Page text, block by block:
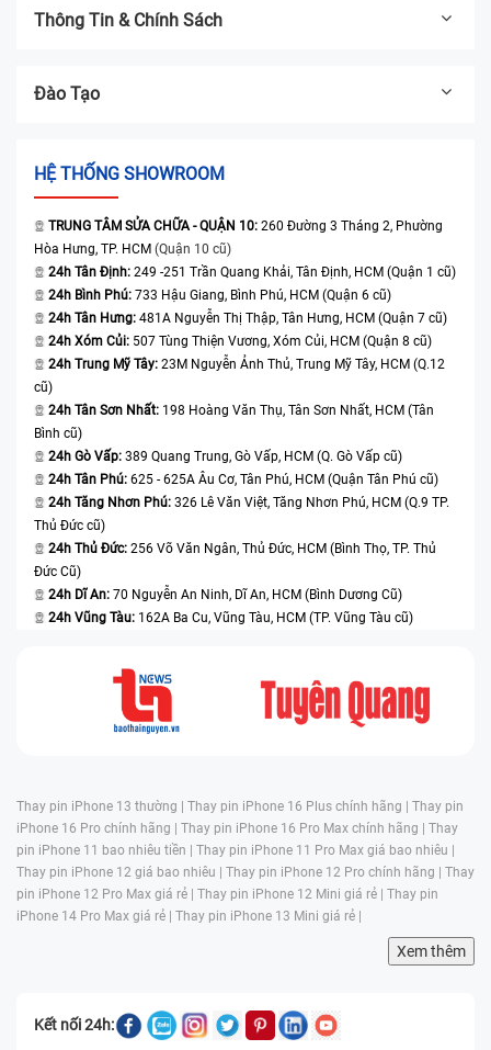
Thông Tin & Chính Sách
Đào Tạo
HỆ THỐNG SHOWROOM
TRUNG TÂM SỬA CHỮA - QUẬN 10: 260 Đường 3 Tháng 2, Phường
Hòa Hưng, TP. HCM (Quận 10 cũ)
24h Tân Định: 249 -251 Trần Quang Khải, Tân Định, HCM (Quận 1 cũ)
24h Bình Phú: 733 Hậu Giang, Bình Phú, HCM (Quận 6 cũ)
24h Tân Hưng: 481A Nguyễn Thị Thập, Tân Hưng, HCM (Quận 7 cũ)
24h Xóm Củi: 507 Tùng Thiện Vương, Xóm Củi, HCM (Quận 8 cũ)
24h Trung Mỹ Tây: 23M Nguyễn Ảnh Thủ, Trung Mỹ Tây, HCM (Q.12
cũ)
24h Tân Sơn Nhất: 198 Hoàng Văn Thụ, Tân Sơn Nhất, HCM (Tân
Bình cũ)
24h Gò Vấp: 389 Quang Trung, Gò Vấp, HCM (Q. Gò Vấp cũ)
24h Tân Phú: 625 - 625A Âu Cơ, Tân Phú, HCM (Quận Tân Phú cũ)
24h Tăng Nhơn Phú: 326 Lê Văn Việt, Tăng Nhơn Phú, HCM (Q.9 TP.
Thủ Đức cũ)
24h Thủ Đức: 256 Võ Văn Ngân, Thủ Đức, HCM (Bình Thọ, TP. Thủ
Đức Cũ)
24h Dĩ An: 70 Nguyễn An Ninh, Dĩ An, HCM (Bình Dương Cũ)
24h Vũng Tàu: 162A Ba Cu, Vũng Tàu, HCM (TP. Vũng Tàu cũ)
Thay pin iPhone 13 thường | Thay pin iPhone 16 Plus chính hãng | Thay pin
iPhone 16 Pro chính hãng | Thay pin iPhone 16 Pro Max chính hãng | Thay
pin iPhone 11 bao nhiêu tiền | Thay pin iPhone 11 Pro Max giá bao nhiêu |
Thay pin iPhone 12 giá bao nhiêu | Thay pin iPhone 12 Pro chính hãng | Thay
pin iPhone 12 Pro Max giá rẻ | Thay pin iPhone 12 Mini giá rẻ | Thay pin
iPhone 14 Pro Max giá rẻ | Thay pin iPhone 13 Mini giá rẻ |
Xem thêm
Kết nối 24h: